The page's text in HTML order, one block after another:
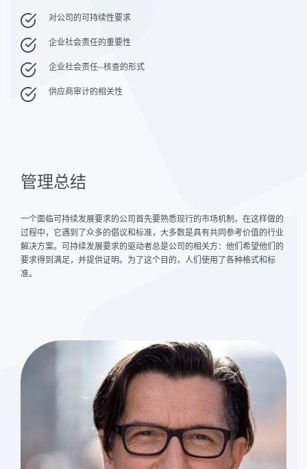
对公司的可持续性要求
企业社会责任的重要性
企业社会责任--核查的形式
供应商审计的相关性
管理总结
一个面临可持续发展要求的公司首先要熟悉现行的市场机制。在这样做的
过程中，它遇到了众多的倡议和标准，大多数是具有共同参考价值的行业
解决方案。可持续发展要求的驱动者总是公司的相关方：他们希望他们的
要求得到满足，并提供证明。为了这个目的，人们使用了各种格式和标
准。